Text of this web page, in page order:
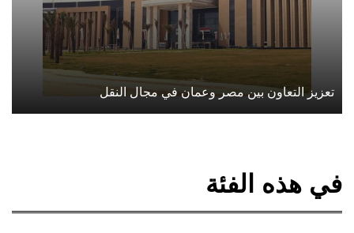
تعزيز التعاون بين مصر وعمان في مجال النقل
في هذه الفئة